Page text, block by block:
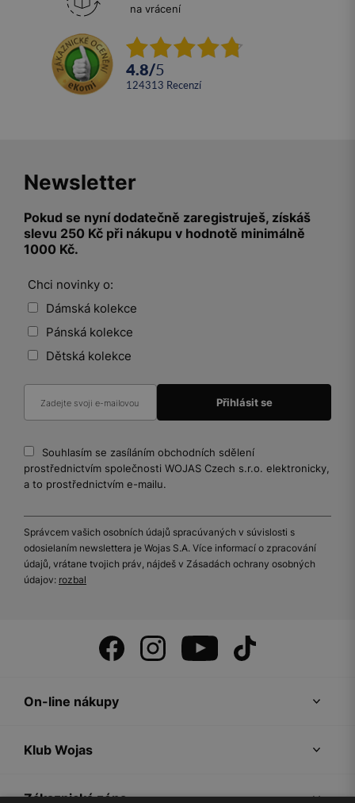
na vrácení
4.8/5
124313 recenzí
Newsletter
Pokud se nyní dodatečně zaregistruješ, získáš
slevu 250 Kč při nákupu v hodnotě minimálně
1000 Kč.
Chci novinky o:
Dámská kolekce
Pánská kolekce
Dětská kolekce
Souhlasím se zasíláním obchodních sdělení
prostřednictvím společnosti WOJAS Czech s.r.o. elektronicky,
a to prostřednictvím e-mailu.
Správcem vašich osobních údajů spracúvaných v súvislosti s
odosielaním newslettera je Wojas S.A. Více informací o zpracování
údajů, vrátane tvojich práv, nájdeš v Zásadách ochrany osobných
údajov: rozbal
On-line nákupy
Klub Wojas
Zákaznická zóna